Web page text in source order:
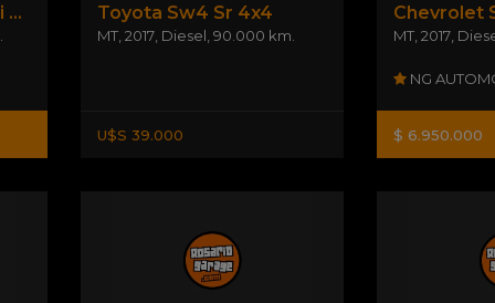
Suzuki Grand Vitara Jiii 4x4 Toyota Sw4 Sr 4x4
MT, 2017, Diesel 90.000 km.
U$S 39.000
Chevrolet
MT, 2017,
NG
$ 6.950.000